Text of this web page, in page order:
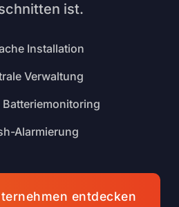
ist.
Installation
Verwaltung
Alarmierung
entdecken